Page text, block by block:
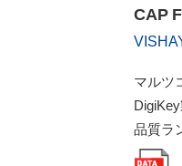
CAP
マルツ
品質ラ